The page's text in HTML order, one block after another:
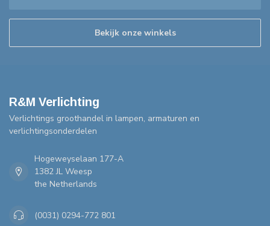
Bekijk onze winkels
R&M Verlichting
Verlichtings groothandel in lampen, armaturen en
verlichtingsonderdelen
Hogeweyselaan 177-A
1382 JL Weesp
the Netherlands
(0031) 0294-772 801